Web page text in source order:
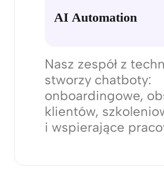
Dostarczymy gotowe
środowisko pracy
lub dostosowane
do Twoich potrzeb,
bez angażowania
w systemy ERP.